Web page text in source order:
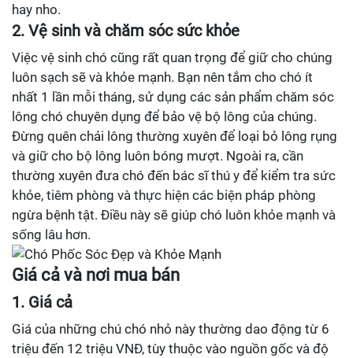
hay nho.
2. Vệ sinh và chăm sóc sức khỏe
Việc vệ sinh chó cũng rất quan trọng để giữ cho chúng
luôn sạch sẽ và khỏe mạnh. Bạn nên tắm cho chó ít
nhất 1 lần mỗi tháng, sử dụng các sản phẩm chăm sóc
lông chó chuyên dụng để bảo vệ bộ lông của chúng.
Đừng quên chải lông thường xuyên để loại bỏ lông rụng
và giữ cho bộ lông luôn bóng mượt. Ngoài ra, cần
thường xuyên đưa chó đến bác sĩ thú y để kiểm tra sức
khỏe, tiêm phòng và thực hiện các biện pháp phòng
ngừa bệnh tật. Điều này sẽ giúp chó luôn khỏe mạnh và
sống lâu hơn.
Giá cả và nơi mua bán
1. Giá cả
Giá của những chú chó nhỏ này thường dao động từ 6
triệu đến 12 triệu VNĐ, tùy thuộc vào nguồn gốc và độ